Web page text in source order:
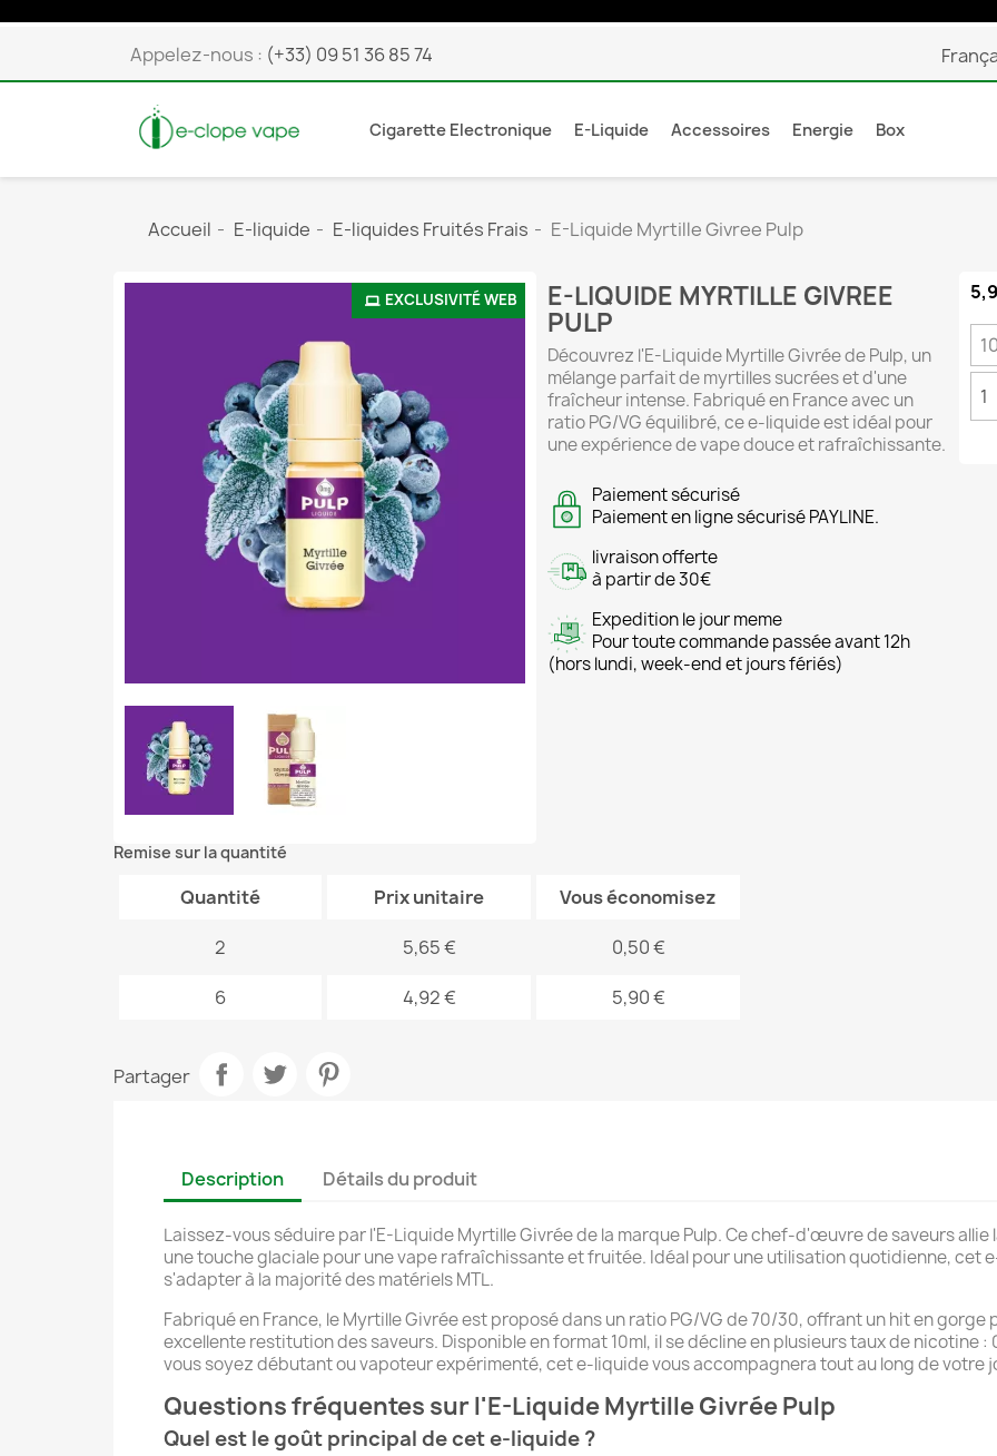
Appelez-nous : (+33) 09 51 36 85 74
Cigarette Electronique E-Liquide Accessoires Energie Box
Accueil E-liquide E-liquides Fruités Frais E-Liquide Myrtille Givree Pulp
EXCLUSIVITÉ WEB
E-LIQUIDE MYRTILLE GIVREE
PULP
Découvrez l'E-Liquide Myrtille Givrée de Pulp, un
mélange parfait de myrtilles sucrées et d'une
fraîcheur intense. Fabriqué en France avec un
ratio PG/VG équilibré, ce e-liquide est idéal pour
une expérience de vape douce et rafraîchissante.
Paiement sécurisé
Paiement en ligne sécurisé PAYLINE.
livraison offerte
à partir de 30€
Expedition le jour meme
Pour toute commande passée avant 12h
(hors lundi, week-end et jours fériés)
Remise sur la quantité
Quantité Prix unitaire Vous économisez
2 5,65 € 0,50 €
6 4,92 € 5,90 €
Partager
Description Détails du produit
Laissez-vous séduire par l'E-Liquide Myrtille Givrée de la marque Pulp. Ce chef-d'œuvre de saveurs
une touche glaciale pour une vape rafraîchissante et fruitée. Idéal pour une utilisation quotidienne, cet
s'adapter à la majorité des matériels MTL.
Fabriqué en France, le Myrtille Givrée est proposé dans un ratio PG/VG de 70/30, offrant un hit en
excellente restitution des saveurs. Disponible en format 10ml, il se décline en plusieurs taux de nicotine :
vous soyez débutant ou vapoteur expérimenté, cet e-liquide vous accompagnera tout au long de votre
Questions fréquentes sur l'E-Liquide Myrtille Givrée Pulp
Quel est le goût principal de cet e-liquide ?